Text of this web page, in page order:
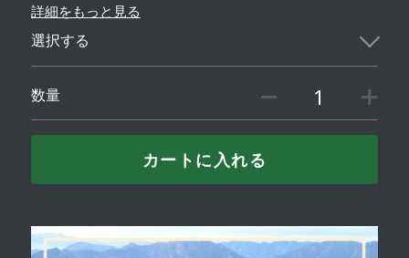
詳細をもっと見る
選択する
数量
カートに入れる